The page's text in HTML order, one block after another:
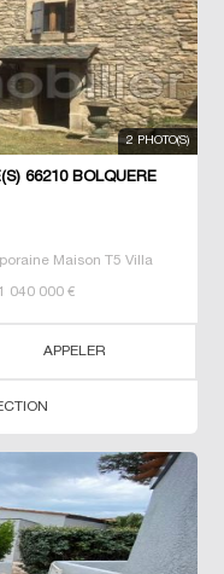
2 PHOTO(S)
66210 BOLQUERE
Maison T5 Villa
1 040 000 €
APPELER